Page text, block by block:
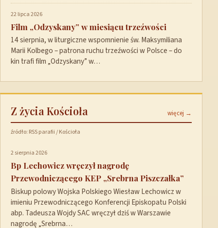
22 lipca 2026
Film „Odzyskany” w miesiącu trzeźwości
14 sierpnia, w liturgiczne wspomnienie św. Maksymiliana
Marii Kolbego – patrona ruchu trzeźwości w Polsce – do
kin trafi film „Odzyskany” w…
Z życia Kościoła więcej →
źródło: RSS parafii / Kościoła
2 sierpnia 2026
Bp Lechowicz wręczył nagrodę
Przewodniczącego KEP „Srebrna Piszczałka”
Biskup polowy Wojska Polskiego Wiesław Lechowicz w
imieniu Przewodniczącego Konferencji Episkopatu Polski
abp. Tadeusza Wojdy SAC wręczył dziś w Warszawie
nagrodę „Srebrna…